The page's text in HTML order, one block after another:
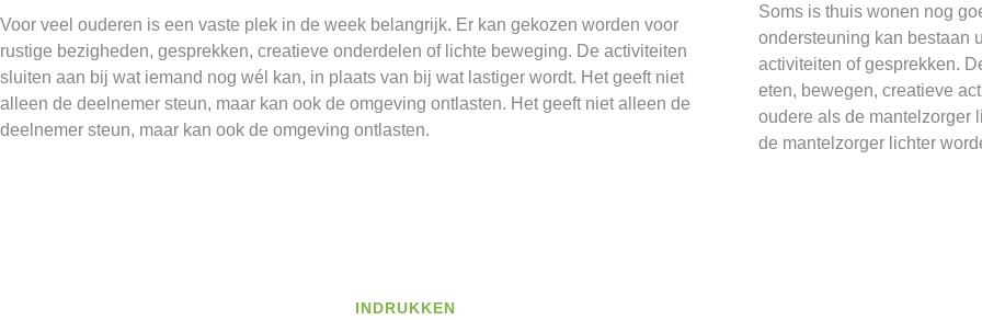
Voor veel ouderen is een vaste plek in de week belangrijk. Er kan gekozen worden voor
rustige bezigheden, gesprekken, creatieve onderdelen of lichte beweging. De activiteiten
sluiten aan bij wat iemand nog wél kan, in plaats van bij wat lastiger wordt. Het geeft niet
alleen de deelnemer steun, maar kan ook de omgeving ontlasten. Het geeft niet alleen de
deelnemer steun, maar kan ook de omgeving ontlasten.
Soms is thuis wonen nog
ondersteuning kan bestaan
activiteiten of gesprekken.
eten, bewegen, creatieve
oudere als de mantelzorger
de mantelzorger lichter
INDRUKKEN